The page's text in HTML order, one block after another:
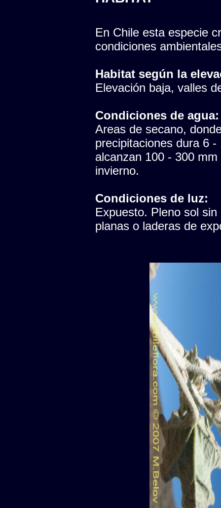
En Chile esta especie
condiciones
Habitat según la
Elevación baja, valles
Condiciones de agua:
Areas de secano,
precipitaciones dura 6
alcanzan 100 - 300
invierno.
Condiciones de luz:
Expuesto. Pleno sol
planas o laderas de